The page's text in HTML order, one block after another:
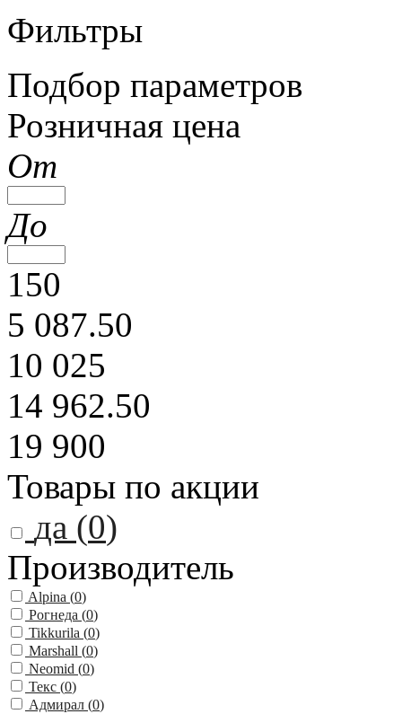
Фильтры
Подбор параметров
Розничная цена
От
До
150
5 087.50
10 025
14 962.50
19 900
Товары по акции
да (0)
Производитель
Alpina (0)
Рогнеда (0)
Tikkurila (0)
Marshall (0)
Neomid (0)
Текс (0)
Адмирал (0)